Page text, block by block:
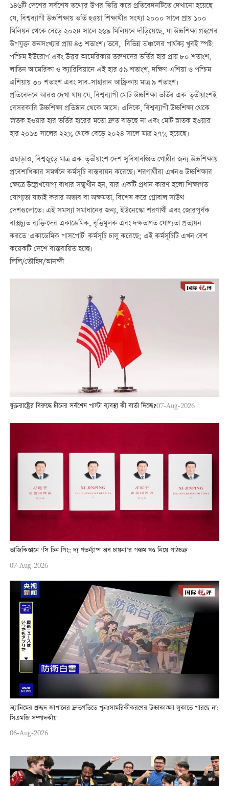
১৪৬টি দেশের সর্বশেষ তথ্যের উপর ভিত্তি করে প্রতিবেদনটিতে দেখানো হয়েছে
যে, বিশ্বব্যাপী উচ্চশিক্ষায় ভর্তি হওয়া শিক্ষার্থীর সংখ্যা ২০০০ সালে প্রায় ১০০
মিলিয়ন থেকে বেড়ে ২০২৪ সালে ২৬৯ মিলিয়নে দাঁড়িয়েছে, যা উচ্চশিক্ষা গ্রহণের
উপযুক্ত জনসংখ্যার প্রায় ৪৩ শতাংশ। তবে, বিভিন্ন অঞ্চলের পার্থক্য খুবই স্পষ্ট:
পশ্চিম ইউরোপ এবং উত্তর আমেরিকায় তরুণদের ভর্তির হার প্রায় ৮০ শতাংশ,
লাতিন আমেরিকা ও ক্যারিবিয়ানে এই হার ৫৯ শতাংশ, দক্ষিণ এশিয়া ও পশ্চিম
এশিয়ায় ৩০ শতাংশ এবং সাব-সাহারান আফ্রিকায় মাত্র ৯ শতাংশ।
প্রতিবেদনে আরও দেখা যায় যে, বিশ্বব্যাপী মোট উচ্চশিক্ষা ভর্তির এক-তৃতীয়াংশই
বেসরকারি উচ্চশিক্ষা প্রতিষ্ঠান থেকে আসে। এদিকে, বিশ্বব্যাপী উচ্চশিক্ষা থেকে
স্নাতক হওয়ার হার ভর্তির হারের মতো দ্রুত বাড়ছে না এবং মোট স্নাতক হওয়ার
হার ২০১৩ সালের ২২% থেকে বেড়ে ২০২৪ সালে মাত্র ২৭% হয়েছে।
এছাড়াও, বিশ্বজুড়ে মাত্র এক-তৃতীয়াংশ দেশ সুবিধাবঞ্চিত গোষ্ঠীর জন্য উচ্চশিক্ষায়
প্রবেশাধিকার সমর্থনে কর্মসূচি বাস্তবায়ন করেছে। শরণার্থীরা এখনও উচ্চশিক্ষার
ক্ষেত্রে উল্লেখযোগ্য বাধার সম্মুখীন হন, যার একটি প্রধান কারণ হলো শিক্ষাগত
যোগ্যতা যাচাই করার অভাব বা অক্ষমতা, বিশেষ করে গ্লোবাল সাউথ
দেশগুলোতে। এই সমস্যা সমাধানের জন্য, ইউনেস্কো শরণার্থী এবং জোরপূর্বক
বাস্তুচ্যুত ব্যক্তিদের একাডেমিক, বৃত্তিমূলক এবং দক্ষতাগত যোগ্যতা প্রত্যয়ন
করতে 'একাডেমিক পাসপোর্ট' কর্মসূচি চালু করেছে; এই কর্মসূচিটি এখন বেশ
কয়েকটি দেশে বাস্তবায়িত হচ্ছে।
লিলি/তৌহিদ/আনন্দী
যুক্তরাষ্ট্রের বিরুদ্ধে চীনের সর্বশেষ পাল্টা ব্যবস্থা কী বার্তা দিচ্ছে?07-Aug-2026
তাজিকিস্তানে ‘সি চিন পিং: দ্য গভর্ন্যান্স অব চায়না’র পঞ্চম খণ্ড নিয়ে পাঠচক্র
07-Aug-2026
অ্যানিমের প্রচ্ছদ জাপানের দ্রুতগতিতে পুনঃসামরিকীকরণের উচ্চাকাঙ্ক্ষা লুকাতে পারছে না:
সিএমজি সম্পাদকীয়
06-Aug-2026